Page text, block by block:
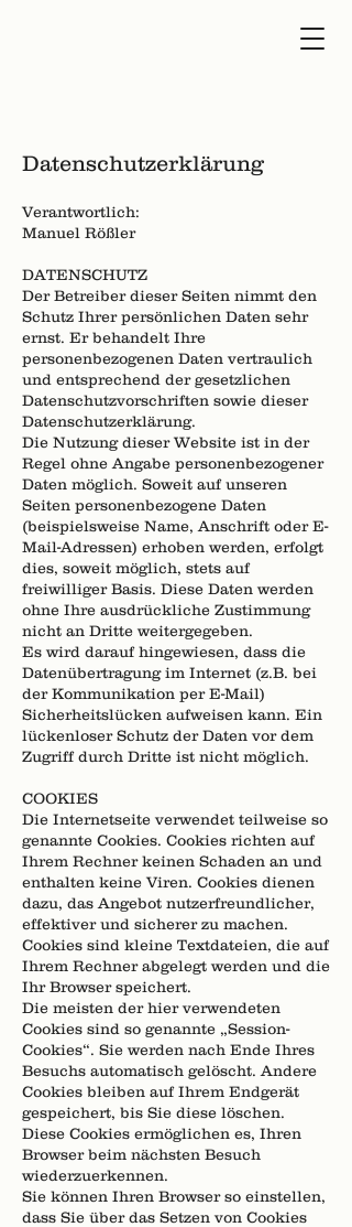
Datenschutzerklärung
Verantwortlich:
Manuel Rößler
DATENSCHUTZ
Der Betreiber dieser Seiten nimmt den
Schutz Ihrer persönlichen Daten sehr
ernst. Er behandelt Ihre
personenbezogenen Daten vertraulich
und entsprechend der gesetzlichen
Datenschutzvorschriften sowie dieser
Datenschutzerklärung.
Die Nutzung dieser Website ist in der
Regel ohne Angabe personenbezogener
Daten möglich. Soweit auf unseren
Seiten personenbezogene Daten
(beispielsweise Name, Anschrift oder E-
Mail-Adressen) erhoben werden, erfolgt
dies, soweit möglich, stets auf
freiwilliger Basis. Diese Daten werden
ohne Ihre ausdrückliche Zustimmung
nicht an Dritte weitergegeben.
Es wird darauf hingewiesen, dass die
Datenübertragung im Internet (z.B. bei
der Kommunikation per E-Mail)
Sicherheitslücken aufweisen kann. Ein
lückenloser Schutz der Daten vor dem
Zugriff durch Dritte ist nicht möglich.
COOKIES
Die Internetseite verwendet teilweise so
genannte Cookies. Cookies richten auf
Ihrem Rechner keinen Schaden an und
enthalten keine Viren. Cookies dienen
dazu, das Angebot nutzerfreundlicher,
effektiver und sicherer zu machen.
Cookies sind kleine Textdateien, die auf
Ihrem Rechner abgelegt werden und die
Ihr Browser speichert.
Die meisten der hier verwendeten
Cookies sind so genannte „Session-
Cookies“. Sie werden nach Ende Ihres
Besuchs automatisch gelöscht. Andere
Cookies bleiben auf Ihrem Endgerät
gespeichert, bis Sie diese löschen.
Diese Cookies ermöglichen es, Ihren
Browser beim nächsten Besuch
wiederzuerkennen.
Sie können Ihren Browser so einstellen,
dass Sie über das Setzen von Cookies